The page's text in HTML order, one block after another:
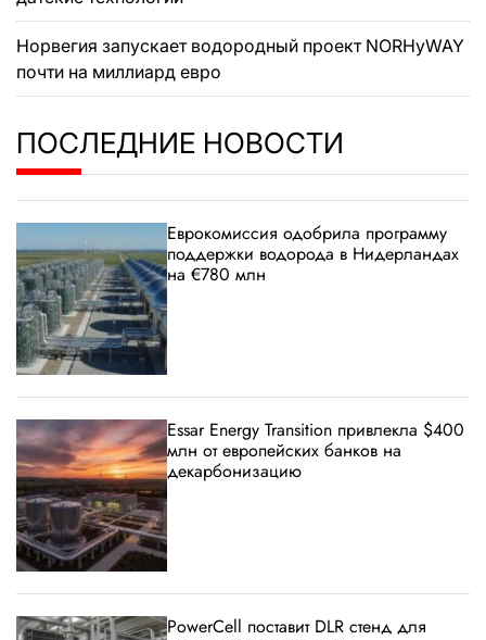
Норвегия запускает водородный проект NORHyWAY
почти на миллиард евро
ПОСЛЕДНИЕ НОВОСТИ
Еврокомиссия одобрила программу
поддержки водорода в Нидерландах
на €780 млн
Essar Energy Transition привлекла $400
млн от европейских банков на
декарбонизацию
PowerCell поставит DLR стенд для